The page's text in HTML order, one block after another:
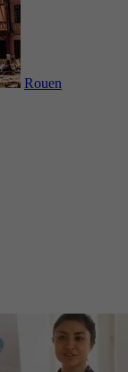
Rouen